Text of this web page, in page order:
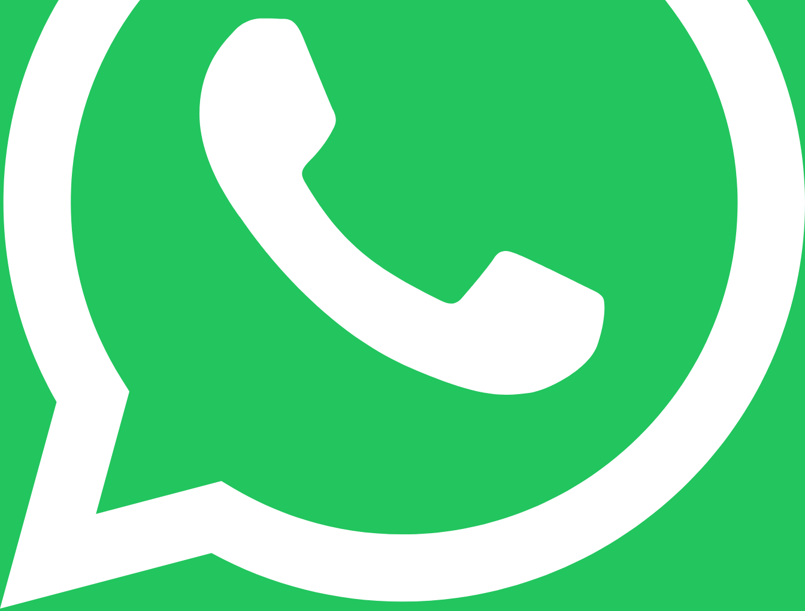
Gilles is de aangewezen persoon als u een
kopie toe te sturen van een levering of een
Eigenaar BELOFE Nederland
femke@belofe.com
+31(0)6 1038 3901
Femke is het aanspreekpunt voor
chocolaterieën en patisserieën in Brabant
en Limburg, maar ook bij beauty en ander
soortgelijke zaken in Nederland komt
Naast dit houdt deze crea-bea zich voor en
achter de schermen ook nog bezig met de
webwinkel www.belofe.com en social
media t.b.v. BELOFE-verpakkingen.
Ben van Deurzen: